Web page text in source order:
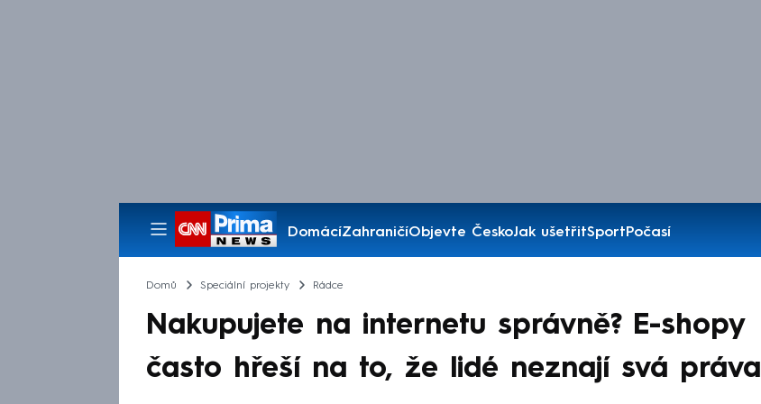
DomácíZahraničíObjevte ČeskoJak ušetřitSportPočasí
Pořady
Domů Speciální projekty Rádce
Nakupujete na internetu správně? E-shopy
často hřeší na to, že lidé neznají svá práva